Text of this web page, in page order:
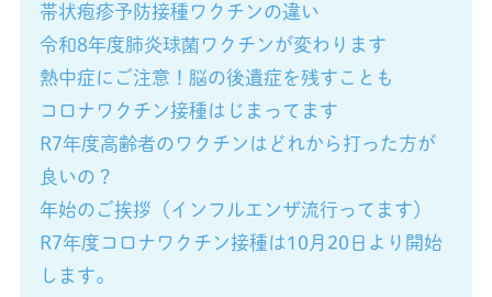
帯状疱疹予防接種ワクチンの違い
令和8年度肺炎球菌ワクチンが変わります
熱中症にご注意！脳の後遺症を残すことも
コロナワクチン接種はじまってます
R7年度高齢者のワクチンはどれから打った方が
良いの？
年始のご挨拶（インフルエンザ流行ってます）
R7年度コロナワクチン接種は10月20日より開始
します。